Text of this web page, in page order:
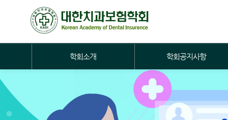
학회소개 학회공지사항